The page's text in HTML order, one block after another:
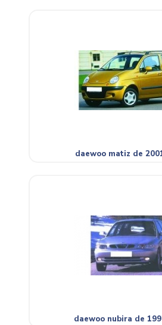
daewoo matiz de
daewoo nubira de